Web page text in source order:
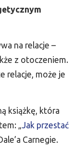
na relacje –
z otoczeniem.
relacje, może je
książkę, która
„ Jak przestać
Carnegie.